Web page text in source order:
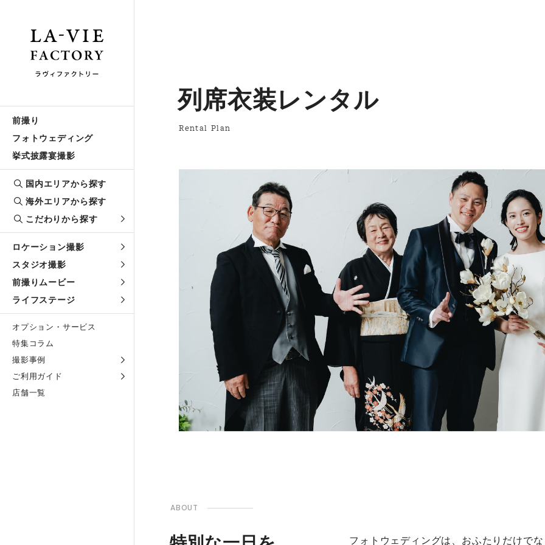
前撮り
フォトウェディング
挙式披露宴撮影
国内エリアから探す
海外エリアから探す
こだわりから探す
ロケーション撮影
スタジオ撮影
前撮りムービー
ライフステージ
オプション・サービス
特集コラム
撮影事例
ご利用ガイド
店舗一覧
列席衣装レンタル
Rental Plan
ABOUT
フォトウェディングは、おふたりだけで